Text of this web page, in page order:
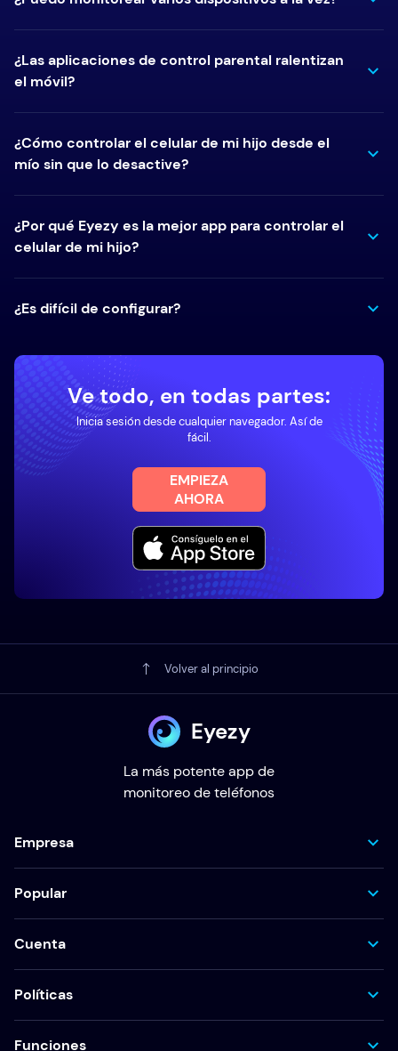
¿Las aplicaciones de control parental ralentizan
el móvil?
¿Cómo controlar el celular de mi hijo desde el
mío sin que lo desactive?
¿Por qué Eyezy es la mejor app para controlar el
celular de mi hijo?
¿Es difícil de configurar?
Ve todo, en todas partes:
Inicia sesión desde cualquier navegador. Así de
fácil.
EMPIEZA
AHORA
Volver al principio
Eyezy
La más potente app de
monitoreo de teléfonos
Empresa
Popular
Cuenta
Políticas
Funciones